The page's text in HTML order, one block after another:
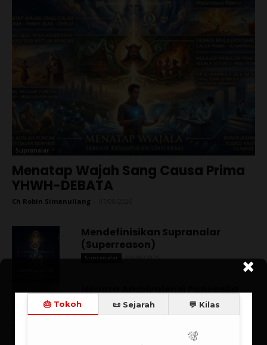
Supranalar
Menatap Wajah Sang Causa Prima
YHWH-DEBATA
Ch Robin Simanullang
Mendefinisikan Supranalar
(Superreason)
Supranalar 06/08/2026
Negara Ambivalensi Pancasila
Catatan Kilas 27/07/2026